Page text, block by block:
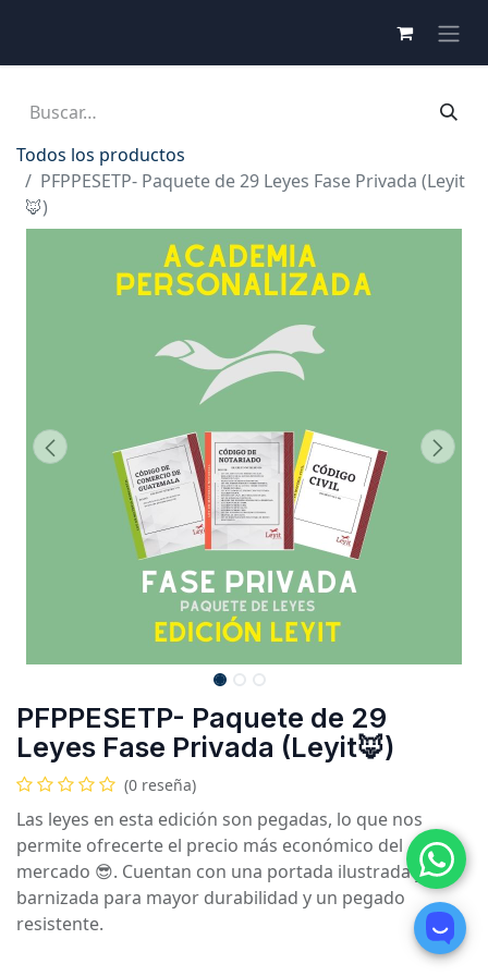
Todos los productos
PFPPESETP- Paquete de 29 Leyes Fase Privada (Leyit
🦊)
PFPPESETP- Paquete de 29
Leyes Fase Privada (Leyit🦊)
(0 reseña)
Las leyes en esta edición son pegadas, lo que nos
permite ofrecerte el precio más económico del
mercado 😎. Cuentan con una portada ilustrada y
barnizada para mayor durabilidad y un pegado
resistente.